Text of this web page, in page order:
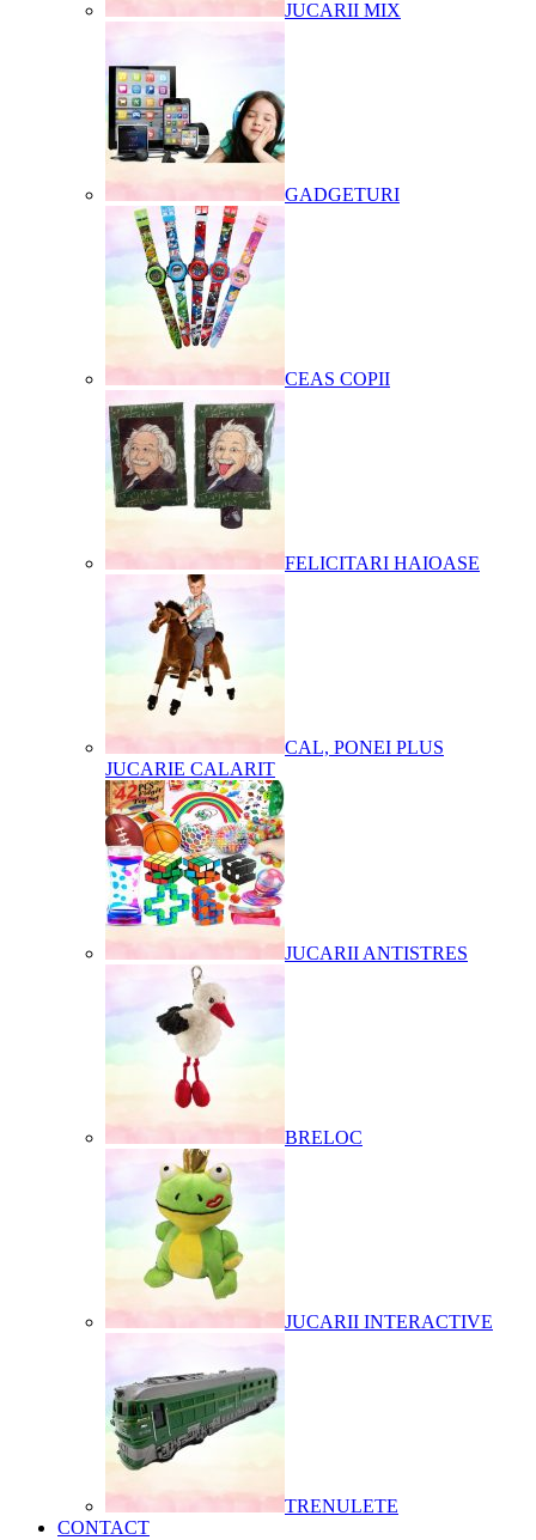
JUCARII MIX
GADGETURI
CEAS COPII
FELICITARI HAIOASE
CAL, PONEI PLUS
JUCARIE CALARIT
JUCARII ANTISTRES
BRELOC
JUCARII INTERACTIVE
TRENULETE
CONTACT